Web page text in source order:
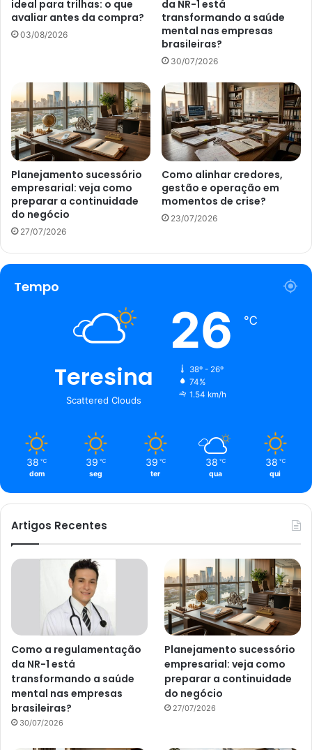
ideal para trilhas: o que
avaliar antes da compra?
03/08/2026
da NR-1 está
transformando a saúde
mental nas empresas
brasileiras?
30/07/2026
Planejamento sucessório
empresarial: veja como
preparar a continuidade
do negócio
27/07/2026
Como alinhar credores,
gestão e operação em
momentos de crise?
23/07/2026
Tempo
Teresina
Scattered Clouds
26 ℃
38º - 26º
74%
1.54 km/h
38 ℃
dom
39 ℃
seg
39 ℃
ter
38 ℃
qua
38 ℃
qui
Artigos Recentes
Como a regulamentação
da NR-1 está
transformando a saúde
mental nas empresas
brasileiras?
30/07/2026
Planejamento sucessório
empresarial: veja como
preparar a continuidade
do negócio
27/07/2026